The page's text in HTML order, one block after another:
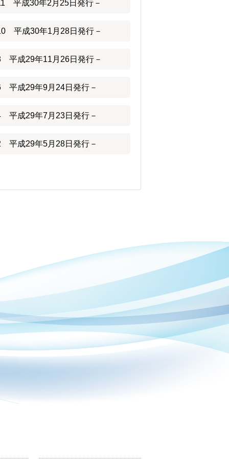
平成30年2月25日発行－
平成30年1月28日発行－
平成29年11月26日発行－
平成29年9月24日発行－
平成29年7月23日発行－
平成29年5月28日発行－